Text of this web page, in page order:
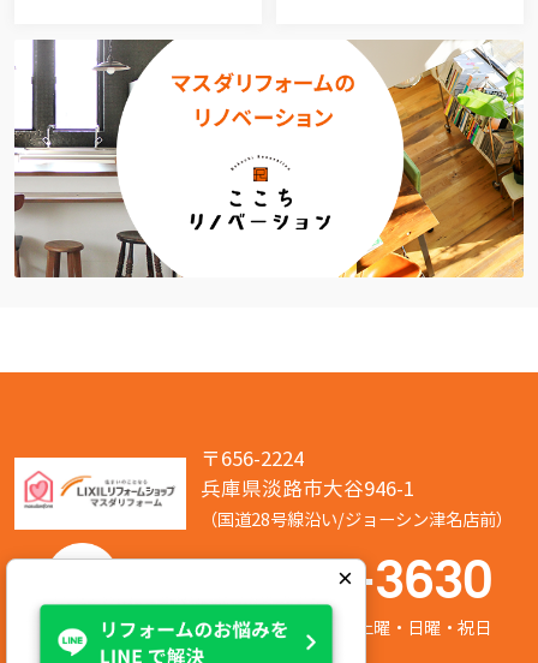
〒656-2224
兵庫県淡路市大谷946-1
（国道28号線沿い/ジョーシン津名店前）
050-7586-3630
営業時間:8:00～17:00 定休日:第2/第4土曜・日曜・祝日
×